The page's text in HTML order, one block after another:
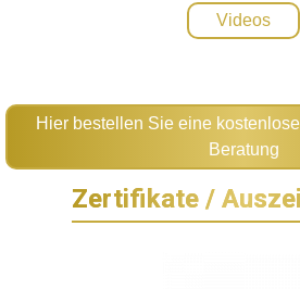
Videos
Hier bestellen Sie eine
Beratung
Zertifikate /